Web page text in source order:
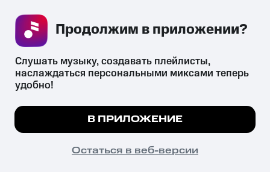
СКАЧАТЬ ПРИЛОЖЕНИЕ
психотропных веществ, их аналогов причиняет вред здоровью,
их незаконный оборот запрещён и влечёт установленную
законодательством ответственность.
© 2026 ООО «КИОН».
Все права защищены
Мы используем куки, чтобы на сайте все
Подробнее
ПОНЯТНО
Слушать музыку, создавать плейлисты,
наслаждаться персональными миксами теперь
удобно!
В ПРИЛОЖЕНИЕ
Остаться в веб-версии